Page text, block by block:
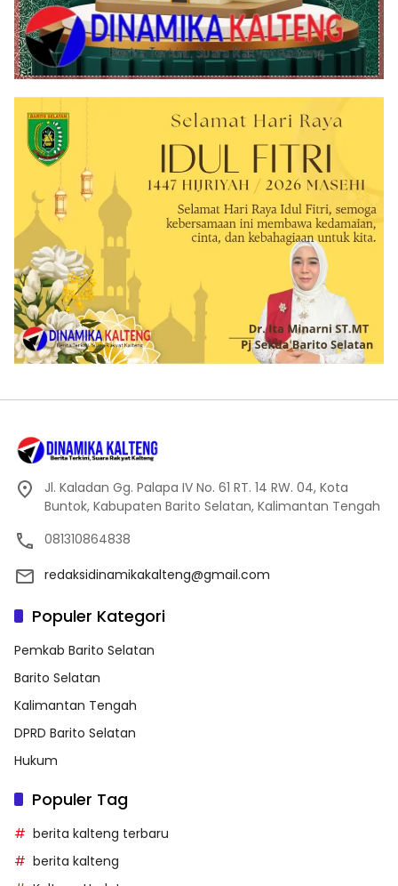
Jl. Kaladan Gg. Palapa IV No. 61 RT. 14 RW. 04, Kota
Buntok, Kabupaten Barito Selatan, Kalimantan Tengah
081310864838
redaksidinamikakalteng@gmail.com
Populer Kategori
Pemkab Barito Selatan
Barito Selatan
Kalimantan Tengah
DPRD Barito Selatan
Hukum
Populer Tag
berita kalteng terbaru
berita kalteng